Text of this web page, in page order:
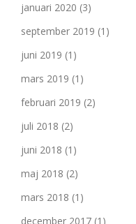
januari 2020 (3)
september 2019 (1)
juni 2019 (1)
mars 2019 (1)
februari 2019 (2)
juli 2018 (2)
juni 2018 (1)
maj 2018 (2)
mars 2018 (1)
december 2017 (1)